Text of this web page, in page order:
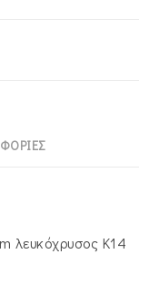
λευκόχρυσος Κ14